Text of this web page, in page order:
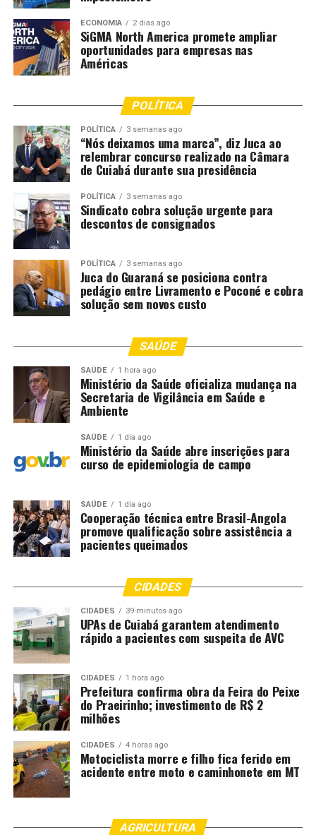
DON'T MISS
Motociclista morre após colisão frontal com carro em
estrada rural de Tapurah
ECONOMIA 2 dias ago
SiGMA North America promete ampliar
oportunidades para empresas nas
Américas
POLÍTICA
POLÍTICA 3 semanas ago
“Nós deixamos uma marca”, diz Juca ao
relembrar concurso realizado na Câmara
de Cuiabá durante sua presidência
POLÍTICA 3 semanas ago
Sindicato cobra solução urgente para
descontos de consignados
POLÍTICA 3 semanas ago
Juca do Guaraná se posiciona contra
pedágio entre Livramento e Poconé e cobra
solução sem novos custo
SAÚDE
SAÚDE 1 hora ago
Ministério da Saúde oficializa mudança na
Secretaria de Vigilância em Saúde e
Ambiente
SAÚDE 1 dia ago
Ministério da Saúde abre inscrições para
curso de epidemiologia de campo
SAÚDE 1 dia ago
Cooperação técnica entre Brasil-Angola
promove qualificação sobre assistência a
pacientes queimados
CIDADES
CIDADES 39 minutos ago
UPAs de Cuiabá garantem atendimento
rápido a pacientes com suspeita de AVC
CIDADES 1 hora ago
Prefeitura confirma obra da Feira do Peixe
do Praeirinho; investimento de R$ 2
milhões
CIDADES 4 horas ago
Motociclista morre e filho fica ferido em
acidente entre moto e caminhonete em MT
AGRICULTURA